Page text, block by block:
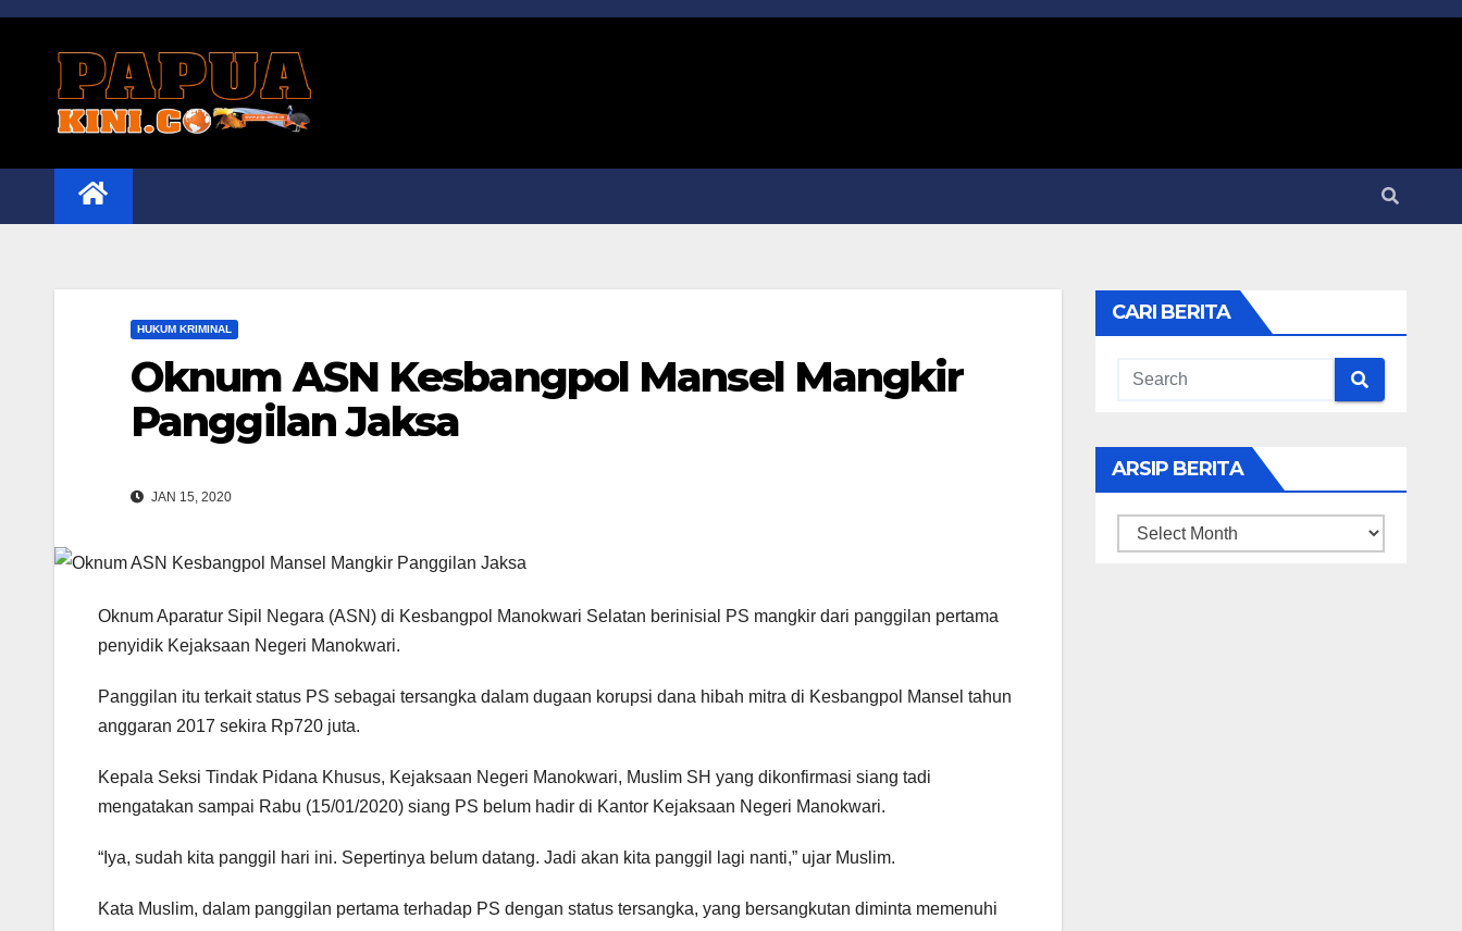
Skip
HUKUM KRIMINAL
Oknum ASN Kesbangpol Mansel Mangkir
Panggilan Jaksa
JAN 15, 2020
Oknum Aparatur Sipil Negara (ASN) di Kesbangpol Manokwari Selatan berinisial PS mangkir dari panggilan pertama
penyidik Kejaksaan Negeri Manokwari.
Panggilan itu terkait status PS sebagai tersangka dalam dugaan korupsi dana hibah mitra di Kesbangpol Mansel tahun
anggaran 2017 sekira Rp720 juta.
Kepala Seksi Tindak Pidana Khusus, Kejaksaan Negeri Manokwari, Muslim SH yang dikonfirmasi siang tadi
mengatakan sampai Rabu (15/01/2020) siang PS belum hadir di Kantor Kejaksaan Negeri Manokwari.
“Iya, sudah kita panggil hari ini. Sepertinya belum datang. Jadi akan kita panggil lagi nanti,” ujar Muslim.
Kata Muslim, dalam panggilan pertama terhadap PS dengan status tersangka, yang bersangkutan diminta memenuhi
CARI BERITA
ARSIP BERITA
ARSIP